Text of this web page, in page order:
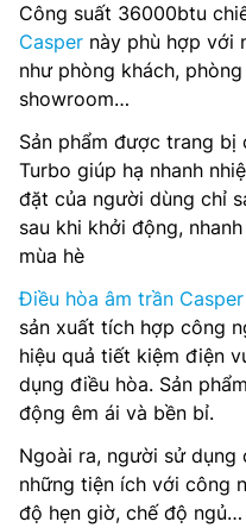
Công suất 36000btu
Casper này phù hợp với
như phòng khách,
showroom…
Sản phẩm được trang bị
Turbo giúp hạ nhanh
đặt của người dùng chỉ
sau khi khởi động,
mùa hè
Điều hòa âm trần Casper
sản xuất tích hợp công
hiệu quả tiết kiệm điện
dụng điều hòa. Sản
động êm ái và bền bỉ.
Ngoài ra, người sử
những tiện ích với công
độ hẹn giờ, chế độ